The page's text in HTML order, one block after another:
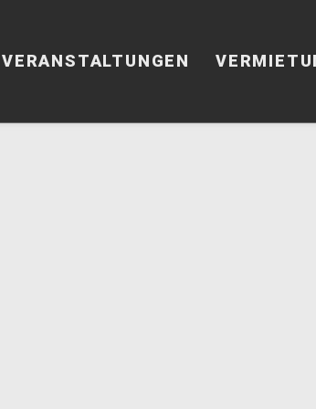
VERANSTALTUNGEN